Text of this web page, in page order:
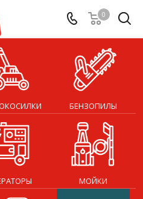
0
БЕНЗОПИЛЫ
МОЙКИ